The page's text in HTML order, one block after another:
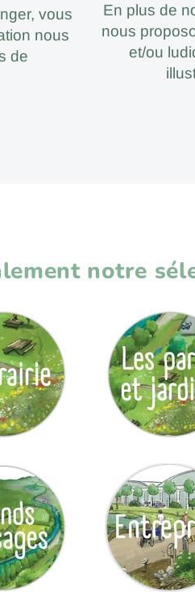
vous
nous
de
En plus de
nous
et/ou
notre